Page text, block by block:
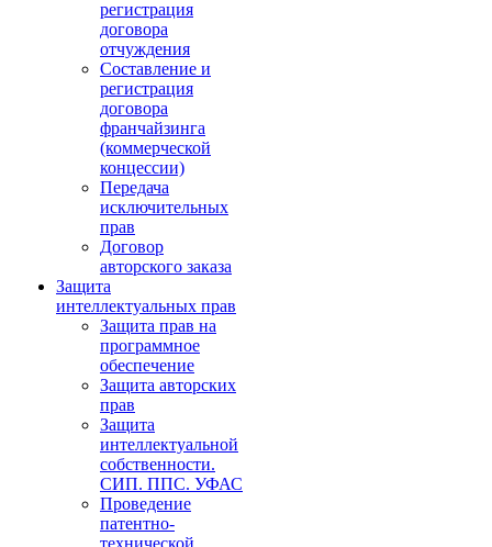
регистрация
договора
отчуждения
Составление и
регистрация
договора
франчайзинга
(коммерческой
концессии)
Передача
исключительных
прав
Договор
авторского заказа
Защита
интеллектуальных прав
Защита прав на
программное
обеспечение
Защита авторских
прав
Защита
интеллектуальной
собственности.
СИП. ППС. УФАС
Проведение
патентно-
технической